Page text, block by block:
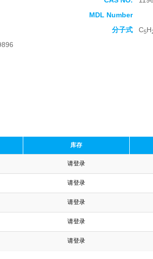
MDL Number
分子式 C5H
库存
请登录
请登录
请登录
请登录
请登录